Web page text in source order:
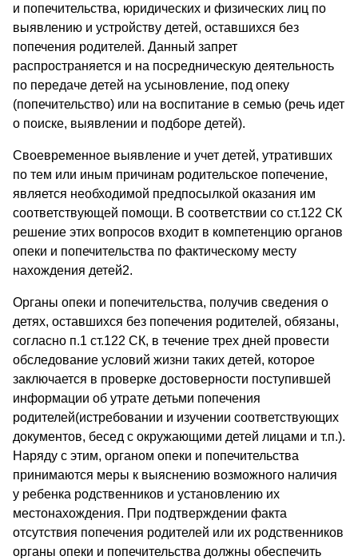
и попечительства, юридических и физических лиц по
выявлению и устройству детей, оставшихся без
попечения родителей. Данный запрет
распространяется и на посредническую деятельность
по передаче детей на усыновление, под опеку
(попечительство) или на воспитание в семью (речь идет
о поиске, выявлении и подборе детей).
Своевременное выявление и учет детей, утративших
по тем или иным причинам родительское попечение,
является необходимой предпосылкой оказания им
соответствующей помощи. В соответствии со ст.122 СК
решение этих вопросов входит в компетенцию органов
опеки и попечительства по фактическому месту
нахождения детей2.
Органы опеки и попечительства, получив сведения о
детях, оставшихся без попечения родителей, обязаны,
согласно п.1 ст.122 СК, в течение трех дней провести
обследование условий жизни таких детей, которое
заключается в проверке достоверности поступившей
информации об утрате детьми попечения
родителей(истребовании и изучении соответствующих
документов, бесед с окружающими детей лицами и т.п.).
Наряду с этим, органом опеки и попечительства
принимаются меры к выяснению возможного наличия
у ребенка родственников и установлению их
местонахождения. При подтверждении факта
отсутствия попечения родителей или их родственников
органы опеки и попечительства должны обеспечить